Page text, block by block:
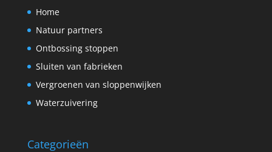
Home
Natuur partners
Ontbossing stoppen
Sluiten van fabrieken
Vergroenen van sloppenwijken
Waterzuivering
Categorieën